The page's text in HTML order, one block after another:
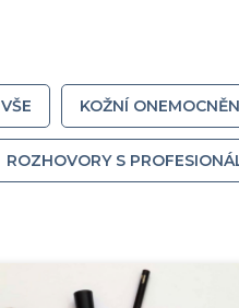
VŠE KOŽNÍ
ROZHOVORY S